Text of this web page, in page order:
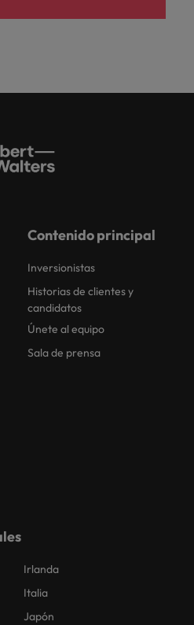
Contenido principal
Inversionistas
Historias de clientes y
candidatos
Únete al equipo
Sala de prensa
Irlanda
Italia
Japón